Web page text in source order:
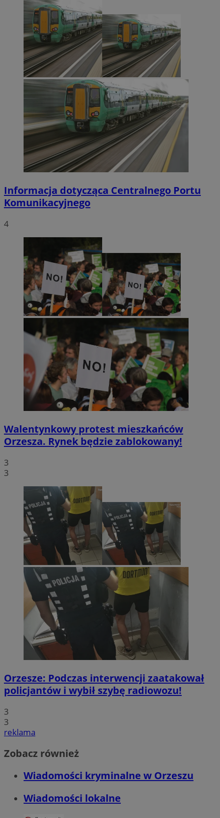
Informacja dotycząca Centralnego Portu
Komunikacyjnego
4
Walentynkowy protest mieszkańców
Orzesza. Rynek będzie zablokowany!
3
3
Orzesze: Podczas interwencji zaatakował
policjantów i wybił szybę radiowozu!
3
3
reklama
Zobacz również
Wiadomości kryminalne w Orzeszu
Wiadomości lokalne